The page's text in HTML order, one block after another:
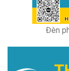
Đèn